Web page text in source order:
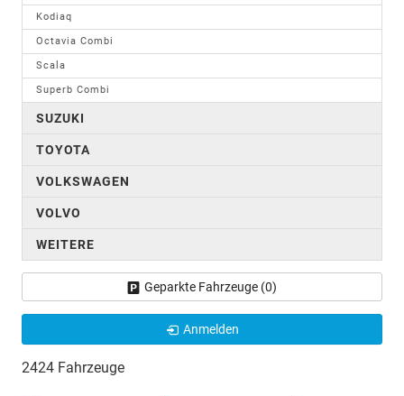
Kodiaq
Octavia Combi
Scala
Superb Combi
SUZUKI
TOYOTA
VOLKSWAGEN
VOLVO
WEITERE
Geparkte Fahrzeuge (0)
Anmelden
2424 Fahrzeuge